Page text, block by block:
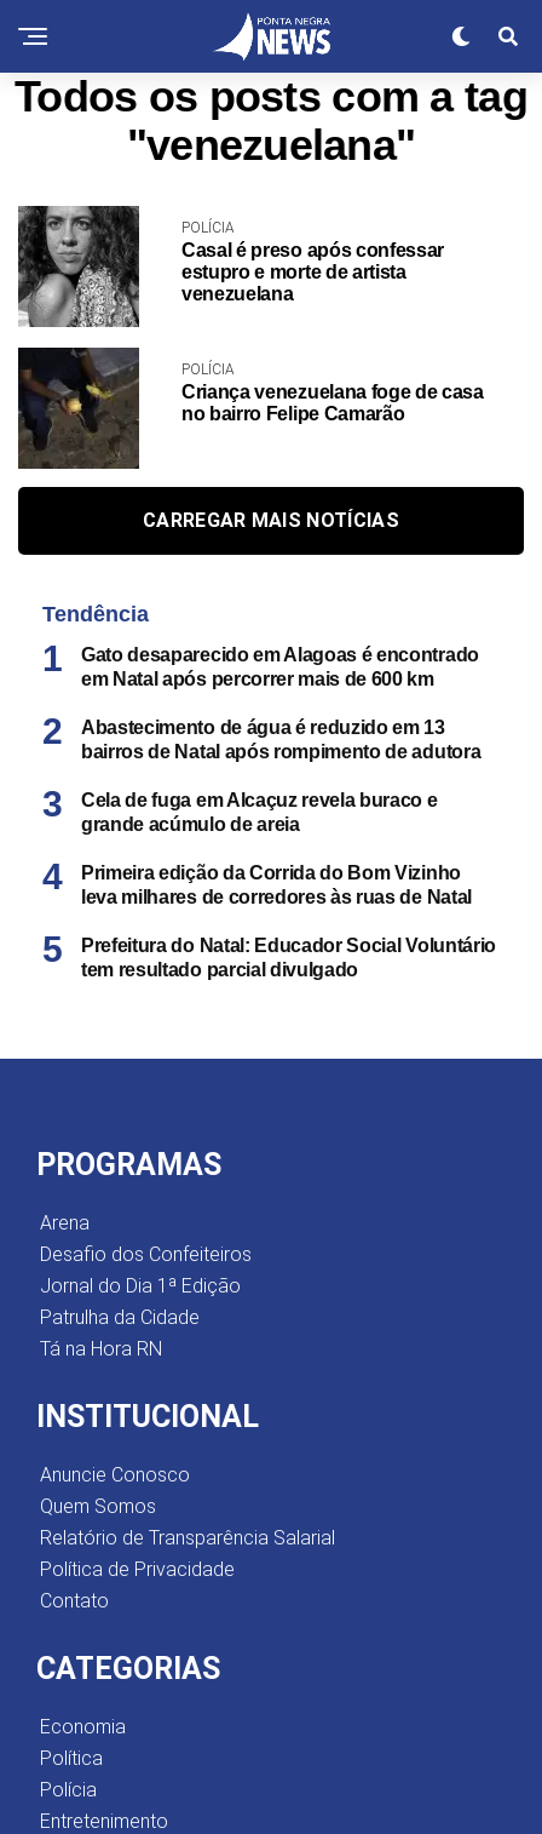
Todos os posts com a tag
"venezuelana"
POLÍCIA
Casal é preso após confessar
estupro e morte de artista
venezuelana
POLÍCIA
Criança venezuelana foge de casa
no bairro Felipe Camarão
CARREGAR MAIS NOTÍCIAS
Tendência
Gato desaparecido em Alagoas é encontrado
em Natal após percorrer mais de 600 km
Abastecimento de água é reduzido em 13
bairros de Natal após rompimento de adutora
Cela de fuga em Alcaçuz revela buraco e
grande acúmulo de areia
Primeira edição da Corrida do Bom Vizinho
leva milhares de corredores às ruas de Natal
Prefeitura do Natal: Educador Social Voluntário
tem resultado parcial divulgado
PROGRAMAS
Arena
Desafio dos Confeiteiros
Jornal do Dia 1ª Edição
Patrulha da Cidade
Tá na Hora RN
INSTITUCIONAL
Anuncie Conosco
Quem Somos
Relatório de Transparência Salarial
Política de Privacidade
Contato
CATEGORIAS
Economia
Política
Polícia
Entretenimento